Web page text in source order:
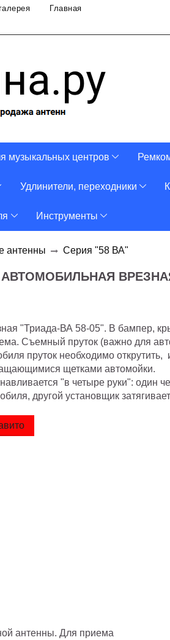
Главная
музыкальных центров
Удлинители, переходники
Инструменты
антенны Серия "58 ВА"
"Триада-ВА 58-05". В бампер,
Съемный пруток (важно для
пруток необходимо
щетками автомойки.
"в четыре руки": один
другой установщик
антенны. Для приема